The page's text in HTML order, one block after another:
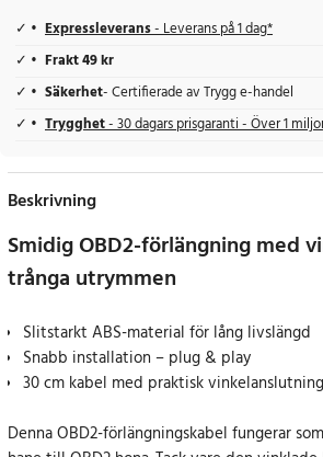
Expressleverans- Leverans på 1 dag*
Frakt 49 kr
Säkerhet- Certifierade av Trygg e-handel
Trygghet- 30 dagars prisgaranti - Över 1
Beskrivning
Smidig OBD2-förlängning med
trånga utrymmen
Slitstarkt ABS-material för lång livslängd
Snabb installation – plug & play
30 cm kabel med praktisk vinkelanslutning
Denna OBD2-förlängningskabel fungerar